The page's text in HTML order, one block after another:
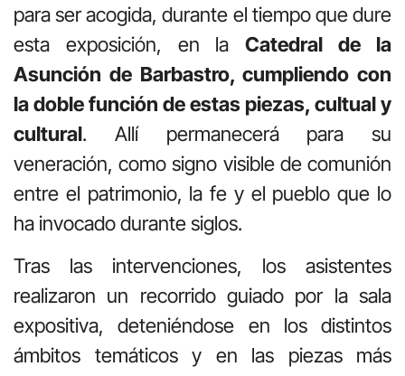
para ser acogida, durante el tiempo que dure
esta exposición, en laCatedral de la
Asunción de Barbastro, cumpliendo con
la doble función de estas piezas, cultual y
cultural. Allí permanecerá para su
veneración, como signo visible de comunión
entre el patrimonio, la fe y el pueblo que lo
ha invocado durante siglos.
Tras las intervenciones, los asistentes
realizaron un recorrido guiado por la sala
expositiva, deteniéndose en los distintos
ámbitos temáticos y en las piezas más